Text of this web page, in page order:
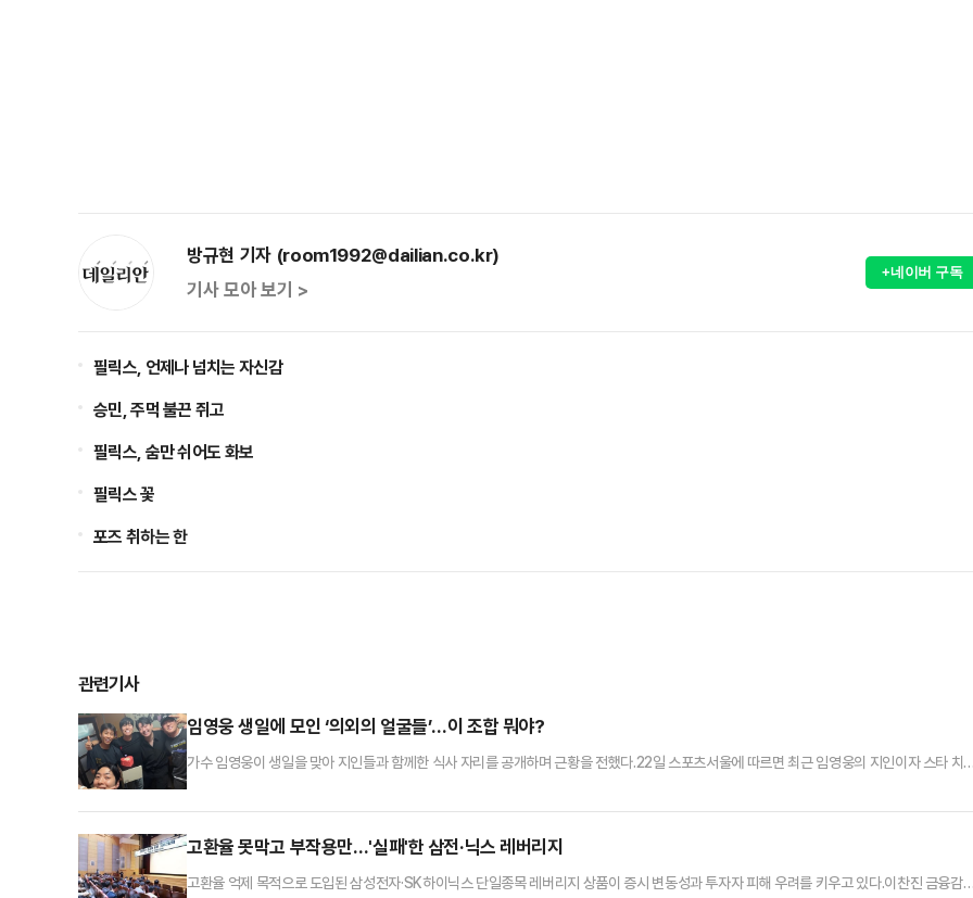
방규현 기자 (room1992@dailian.co.kr)
기사 모아 보기 >
+네이버 구독
필릭스, 언제나 넘치는 자신감
승민, 주먹 불끈 쥐고
필릭스, 숨만 쉬어도 화보
필릭스 꽃
포즈 취하는 한
관련기사
임영웅 생일에 모인 ‘의외의 얼굴들’…이 조합 뭐야?
가수 임영웅이 생일을 맞아 지인들과 함께한 식사 자리를 공개하며 근황을 전했다.22일 스포츠서울에 따르면 최근 임영웅의 지인이자 스타 치
자들과 함께 미소를 지으며 자연스러운 분위기를 연출했다. 붉은색 생일 케이크를 들고 카메라를 바라보는 모습도 담기는 등 소탈한 생일 풍경
고환율 못막고 부작용만…'실패'한 삼전·닉스 레버리지
고환율 억제 목적으로 도입된 삼성전자·SK하이닉스 단일종목 레버리지 상품이 증시 변동성과 투자자 피해 우려를 키우고 있다.이찬진 금융감